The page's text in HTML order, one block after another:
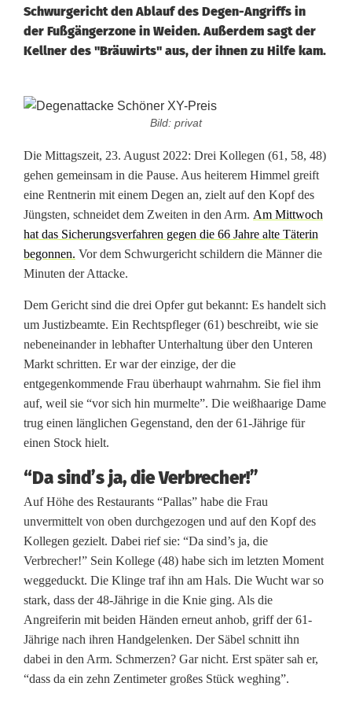
Schwurgericht den Ablauf des Degen-Angriffs in
der Fußgängerzone in Weiden. Außerdem sagt der
Kellner des "Bräuwirts" aus, der ihnen zu Hilfe kam.
Z
u
g
e
n
e
r
D
e
g
e
n
-
A
t
t
a
c
Bild: privat
Die Mittagszeit, 23. August 2022: Drei Kollegen (61, 58, 48)
gehen gemeinsam in die Pause. Aus heiterem Himmel greift
eine Rentnerin mit einem Degen an, zielt auf den Kopf des
Jüngsten, schneidet dem Zweiten in den Arm. Am Mittwoch
hat das Sicherungsverfahren gegen die 66 Jahre alte Täterin
begonnen. Vor dem Schwurgericht schildern die Männer die
Minuten der Attacke.
Dem Gericht sind die drei Opfer gut bekannt: Es handelt sich
um Justizbeamte. Ein Rechtspfleger (61) beschreibt, wie sie
nebeneinander in lebhafter Unterhaltung über den Unteren
Markt schritten. Er war der einzige, der die
entgegenkommende Frau überhaupt wahrnahm. Sie fiel ihm
auf, weil sie “vor sich hin murmelte”. Die weißhaarige Dame
trug einen länglichen Gegenstand, den der 61-Jährige für
einen Stock hielt.
“Da sind’s ja, die Verbrecher!”
Auf Höhe des Restaurants “Pallas” habe die Frau
unvermittelt von oben durchgezogen und auf den Kopf des
Kollegen gezielt. Dabei rief sie: “Da sind’s ja, die
Verbrecher!” Sein Kollege (48) habe sich im letzten Moment
weggeduckt. Die Klinge traf ihn am Hals. Die Wucht war so
stark, dass der 48-Jährige in die Knie ging. Als die
Angreiferin mit beiden Händen erneut anhob, griff der 61-
Jährige nach ihren Handgelenken. Der Säbel schnitt ihn
dabei in den Arm. Schmerzen? Gar nicht. Erst später sah er,
“dass da ein zehn Zentimeter großes Stück weghing”.